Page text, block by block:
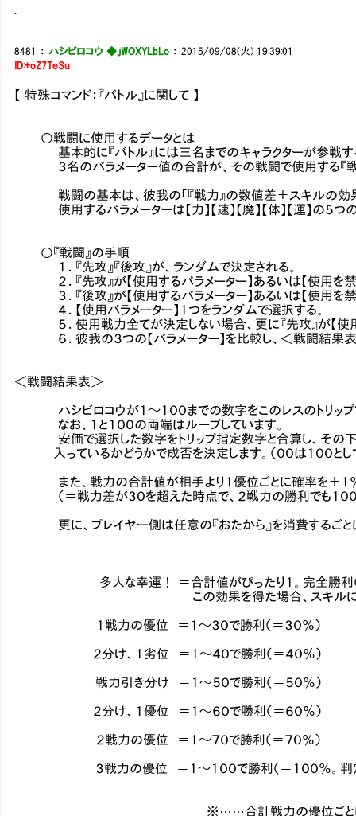
8481 ： ハシビロコウ ◆.jWOXYLbLo ：2015/09/08(火) 19:39:01
ID:+oZ7TeSu
【 特殊コマンド：『バトル』に関して 】
○戦闘に使用するデータとは
基本的に『バトル』には三名までのキャラクターが参戦する
３名のパラメーター値の合計が、その戦闘で使用する『戦
戦闘の基本は、彼我の「『戦力』の数値差＋スキルの効果」
使用するパラメーターは【力】【速】【魔】【体】【運】の５つ
○『戦闘』の手順
１．『先攻』『後攻』が、ランダムで決定される。
２．『先攻』が【使用するパラメーター】あるいは【使用を禁
３．『後攻』が【使用するパラメーター】あるいは【使用を禁
４．【使用パラメーター】１つをランダムで選択する。
５．使用戦力全てが決定しない場合、更に『先攻』が【使用
６．彼我の３つの【パラメーター】を比較し、＜戦闘結果表
＜戦闘結果表＞
ハシビロコウが１～１００までの数字をこのレスのトリップ
なお、１と１００の両端はループしています。
安価で選択した数字をトリップ指定数字と合算し、その
入っているかどうかで成否を決定します。（００は１００とし
また、戦力の合計値が相手より１優位ごとに確率を＋１％
（＝戦力差が３０を超えた時点で、２戦力の勝利でも１００
更に、プレイヤー側は任意の『おたから』を消費するごとに
多大な幸運！ ＝合計値がぴったり１。完全勝利（
この効果を得た場合、スキルによる振り直
１戦力の優位 ＝１～３０で勝利（＝３０％）
２分け、１劣位 ＝１～４０で勝利（＝４０％）
戦力引き分け ＝１～５０で勝利（＝５０％）
２分け、１優位 ＝１～６０で勝利（＝６０％）
２戦力の優位 ＝１～７０で勝利（＝７０％）
３戦力の優位 ＝１～１００で勝利（＝１００％。判定
※……合計戦力の優位ごとに＋１、劣